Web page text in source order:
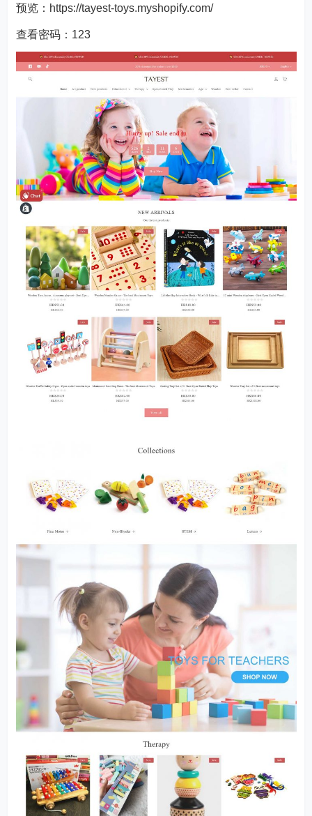
预览： https://tayest-toys.myshopify.com/
查看密码：123